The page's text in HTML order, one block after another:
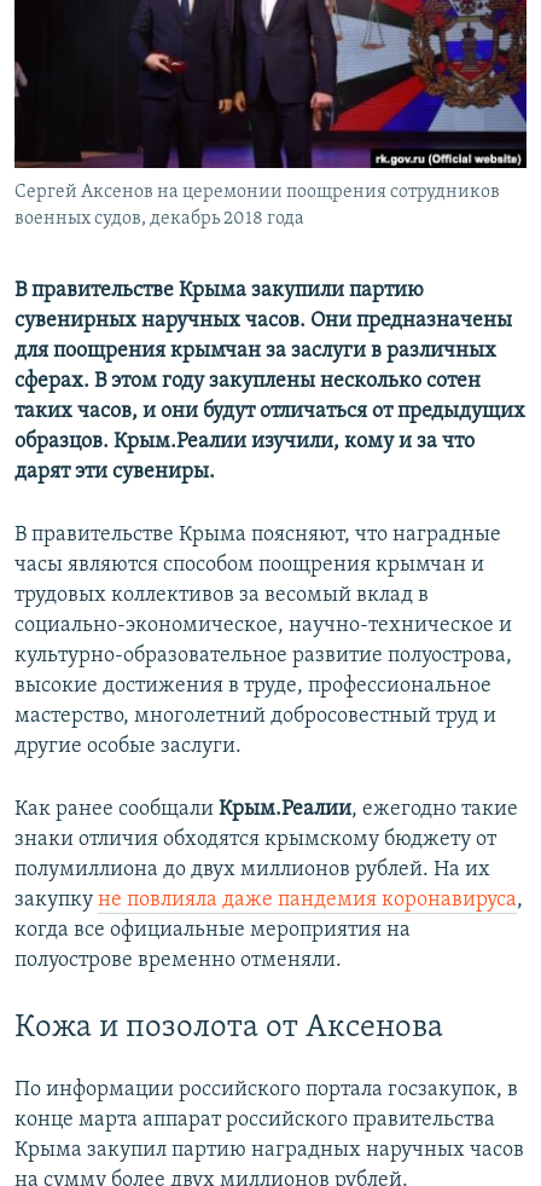
ПОБЕДИТЕЛЕЙ НЕ СУДЯТ?
КРЫМ.НЕПОКОРЕННЫЙ
УКРАИНСКАЯ ПРОБЛЕМА КРЫМА
Все сайты RFE/RL
Сергей Аксенов на церемонии поощрения сотрудников
военных судов, декабрь 2018 года
В правительстве Крыма закупили партию
сувенирных наручных часов. Они предназначены
для поощрения крымчан за заслуги в различных
сферах. В этом году закуплены несколько сотен
таких часов, и они будут отличаться от предыдущих
образцов. Крым.Реалии изучили, кому и за что
дарят эти сувениры.
В правительстве Крыма поясняют, что наградные
часы являются способом поощрения крымчан и
трудовых коллективов за весомый вклад в
социально-экономическое, научно-техническое и
культурно-образовательное развитие полуострова,
высокие достижения в труде, профессиональное
мастерство, многолетний добросовестный труд и
другие особые заслуги.
Как ранее сообщали Крым.Реалии, ежегодно такие
знаки отличия обходятся крымскому бюджету от
полумиллиона до двух миллионов рублей. На их
закупку не повлияла даже пандемия коронавируса,
когда все официальные мероприятия на
полуострове временно отменяли.
Кожа и позолота от Аксенова
По информации российского портала госзакупок, в
конце марта аппарат российского правительства
Крыма закупил партию наградных наручных часов
на сумму более двух миллионов рублей.